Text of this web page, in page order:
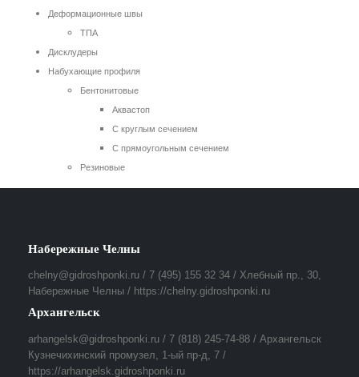
Деформационные швы
ТПА
Дисклудеры
Набухающие профиля
Бентонитовые
Аквастоп
С круглым сечением
С прямоугольным сечением
Резиновые
Набережные Челны
chelny@gidroshponki.ru / 7 (495) 155 32 34 / Хлебный пр., 30,
Набережные Челны / https://chelny.gidroshponki.ru
Архангельск
arhangelsk@gidroshponki.ru / 7 (818) 245-74-88 / Архангельск
Кузнечихинский промузел, 1-ый пр-д, 7 /
https://arhangelsk.gidroshponki.ru